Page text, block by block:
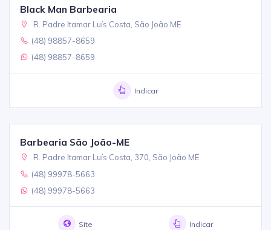
Black Man Barbearia
R. Padre Itamar Luís Costa, São João ME
(48) 98857-8659
(48) 98857-8659
Indicar
Barbearia São João-ME
R. Padre Itamar Luís Costa, 370, São João ME
(48) 99978-5663
(48) 99978-5663
Site Indicar